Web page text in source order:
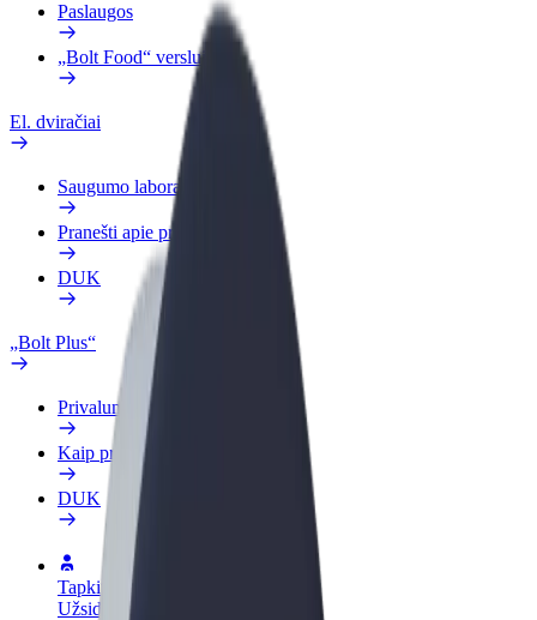
Paslaugos
„Bolt Food“ verslui
El. dviračiai
Saugumo laboratorija
Pranešti apie problemą
DUK
„Bolt Plus“
Privalumai
Kaip prisijungti
DUK
Tapkite vairuotoju (-a)
Užsidirbkite jums patogiu metu